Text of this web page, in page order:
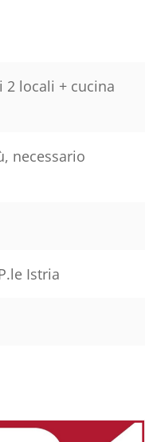
locali + cucina
necessario
Istria